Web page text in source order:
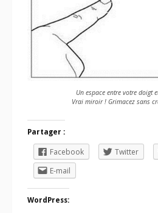
Un espace entre votre doigt
Vrai miroir ! Grimacez sans
Partager :
Facebook Twitter
E-mail
WordPress: